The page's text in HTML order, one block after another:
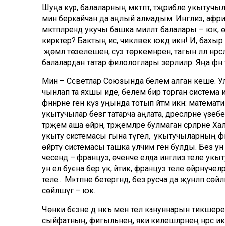
Шуңа күрә, балаларның мәктәптә, тәҗ­рибәле
мин беркайчан да аңлый алмадым. Инглиз,
мәктәпләрендә укучы башка милләт балалары – юк,
кирәктер? Бактың исә, чикләвек юкәдә икән! И,
ә җөмлә төзелешен, сүз төркемнәрен, тагын әллә
балалардан татар филологлары әзерлиләр. Яңа
Мин – Советлар Союзында белем алган кеше.
чынлап та яхшы иде, белем бирә торган
фәннәрне генә күз уңында тотып әйтәм икән:
укытучылар безгә татарча аңлата, дәресләрне
тәрҗемә аша өйрәнә, тәрҗемәләре булмаган
укыту системасы гына түгел, ә укытучыларның
өйрәтү системасы ташка үлчим генә булды. Без
чесендә – француз, өченче елда инглиз теле
ун ел буена бер үк, әйтик, француз теле
теле... Мәктәпне бетергәндә, без русча да җүнләп
сөйләшүгә – юк.
Чөнки безне дә нәкъ менә тел кануннарын
сый­фат­ның, фигыльнең, яки килешләрнең нәр­сә